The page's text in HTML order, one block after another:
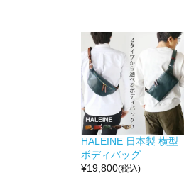
HALEINE 日本製 横型
ボディバッグ
¥19,800(税込)